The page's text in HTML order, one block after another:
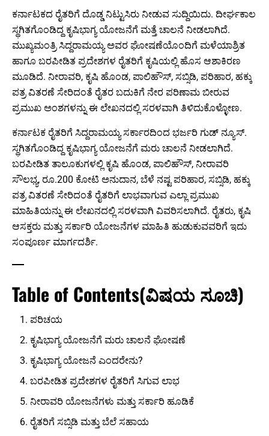
Benefits
Crop Protection
Organic & Regenerative Farming
Seeds & Genetics
Tractors
Smart Irrigation Systems
Tractors & Harvesters
Equipment Reviews & Comparisons
ಕರ್ನಾಟಕದ ರೈತರಿಗೆ ದೊಡ್ಡ ನಿಟ್ಟುಸಿರು ನೀಡುವ ಸುದ್ದಿಯಿದು. ದೀರ್ಘಕಾಲ
ಸ್ಥಗಿತಗೊಂಡಿದ್ದ ಕೃಷಿಭಾಗ್ಯ ಯೋಜನೆಗೆ ಮತ್ತೆ ಚಾಲನೆ ನೀಡಲಾಗಿದೆ.
ಮುಖ್ಯಮಂತ್ರಿ ಸಿದ್ದರಾಮಯ್ಯ ಅವರ ಘೋಷಣೆಯೊಂದಿಗೆ ಮಳೆಯಾಶ್ರಿತ
ಹಾಗೂ ಬರಪೀಡಿತ ಪ್ರದೇಶಗಳ ರೈತರಿಗೆ ಕೃಷಿಯಲ್ಲಿ ಹೊಸ ಆಶಾಕಿರಣ
ಮೂಡಿದೆ. ನೀರಾವರಿ, ಕೃಷಿ ಹೊಂಡ, ಪಾಲಿಹೌಸ್, ಸಬ್ಸಿಡಿ, ಪರಿಹಾರ, ಹಕ್ಕು
ಪತ್ರ ವಿತರಣೆ ಸೇರಿದಂತೆ ರೈತರ ಬದುಕಿಗೆ ನೇರ ಪರಿಣಾಮ ಬೀರುವ
ಪ್ರಮುಖ ಅಂಶಗಳನ್ನು ಈ ಲೇಖನದಲ್ಲಿ ಸರಳವಾಗಿ ತಿಳಿದುಕೊಳ್ಳೋಣ.
ಕರ್ನಾಟಕ ರೈತರಿಗೆ ಸಿದ್ದರಾಮಯ್ಯ ಸರ್ಕಾರದಿಂದ ಭರ್ಜರಿ ಗುಡ್ ನ್ಯೂಸ್.
ಸ್ಥಗಿತಗೊಂಡಿದ್ದ ಕೃಷಿಭಾಗ್ಯ ಯೋಜನೆಗೆ ಮರು ಚಾಲನೆ ನೀಡಲಾಗಿದೆ.
ಬರಪೀಡಿತ ತಾಲೂಕುಗಳಲ್ಲಿ ಕೃಷಿ ಹೊಂಡ, ಪಾಲಿಹೌಸ್, ನೀರಾವರಿ
ಸೌಲಭ್ಯ, ರೂ.200 ಕೋಟಿ ಅನುದಾನ, ಬೆಳೆ ನಷ್ಟ ಪರಿಹಾರ, ಸಬ್ಸಿಡಿ, ಹಕ್ಕು
ಪತ್ರ ವಿತರಣೆ ಸೇರಿದಂತೆ ರೈತರಿಗೆ ಲಾಭವಾಗುವ ಎಲ್ಲಾ ಪ್ರಮುಖ
ಮಾಹಿತಿಯನ್ನು ಈ ಲೇಖನದಲ್ಲಿ ಸರಳವಾಗಿ ವಿವರಿಸಲಾಗಿದೆ. ರೈತರು, ಕೃಷಿ
ಆಸಕ್ತರು ಮತ್ತು ಸರ್ಕಾರಿ ಯೋಜನೆಗಳ ಮಾಹಿತಿ ಹುಡುಕುವವರಿಗೆ ಇದು
ಸಂಪೂರ್ಣ ಮಾರ್ಗದರ್ಶಿ.
Table of Contents(ವಿಷಯ ಸೂಚಿ)
ಪರಿಚಯ
ಕೃಷಿಭಾಗ್ಯ ಯೋಜನೆಗೆ ಮರು ಚಾಲನೆ ಘೋಷಣೆ
ಕೃಷಿಭಾಗ್ಯ ಯೋಜನೆ ಎಂದರೇನು?
ಬರಪೀಡಿತ ಪ್ರದೇಶಗಳ ರೈತರಿಗೆ ಸಿಗುವ ಲಾಭ
ನೀರಾವರಿ ಯೋಜನೆಗಳು ಮತ್ತು ಸರ್ಕಾರಿ ಹೂಡಿಕೆ
ರೈತರಿಗೆ ಸಬ್ಸಿಡಿ ಮತ್ತು ಬೆಲೆ ಸಹಾಯ